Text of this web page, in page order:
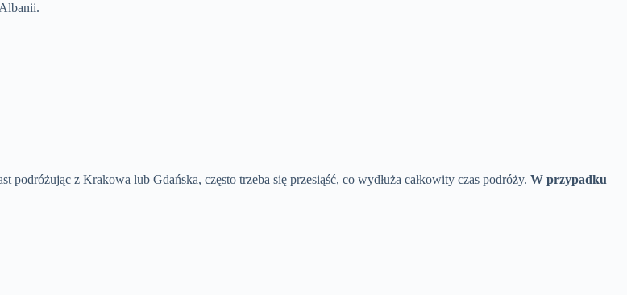
podróżując z Krakowa lub Gdańska, często trzeba się przesiąść, co wydłuża całkowity czas podróży. W przypadku